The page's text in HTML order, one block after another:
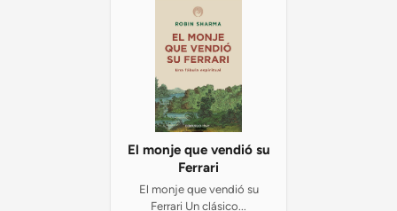
El monje que vendió su
Ferrari
El monje que vendió su
Ferrari Un clásico...